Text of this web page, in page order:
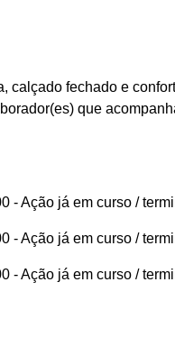
calçado fechado e
que
- Ação já em curso /
- Ação já em curso /
- Ação já em curso /